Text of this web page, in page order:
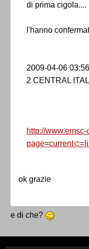
di prima cigola....
l'hanno
2009-04-06
2 CENTRAL
http://
ok grazie
e di che?